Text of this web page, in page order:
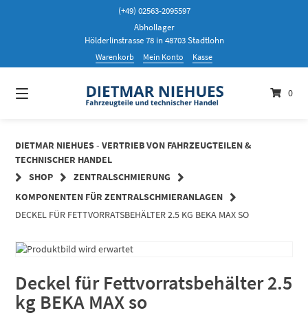
(+49) 02563-2095597
Abhollager
Hölderlinstrasse 78 in 48703 Stadtlohn
Warenkorb Mein Konto Kasse
0
DIETMAR NIEHUES - VERTRIEB VON FAHRZEUGTEILEN &
TECHNISCHER HANDEL
SHOP
ZENTRALSCHMIERUNG
KOMPONENTEN FÜR ZENTRALSCHMIERANLAGEN
DECKEL FÜR FETTVORRATSBEHÄLTER 2.5 KG BEKA MAX SO
Deckel für Fettvorratsbehälter 2.5
kg BEKA MAX so